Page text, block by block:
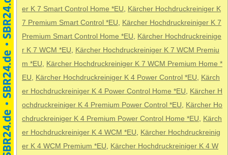
er K 7 Smart Control Home *EU
Kärcher Hochdruckreiniger K
7 Premium Smart Control *EU
Kärcher Hochdruckreiniger K 7
Premium Smart Control Home *EU
Kärcher Hochdruckreinige
r K 7 WCM *EU
Kärcher Hochdruckreiniger K 7 WCM Premiu
m *EU
Kärcher Hochdruckreiniger K 7 WCM Premium Home *
EU
Kärcher Hochdruckreiniger K 4 Power Control *EU
Kärch
er Hochdruckreiniger K 4 Power Control Home *EU
Kärcher H
ochdruckreiniger K 4 Premium Power Control *EU
Kärcher Ho
chdruckreiniger K 4 Premium Power Control Home *EU
Kärch
er Hochdruckreiniger K 4 WCM *EU
Kärcher Hochdruckreinig
er K 4 WCM Premium *EU
Kärcher Hochdruckreiniger K 4 W